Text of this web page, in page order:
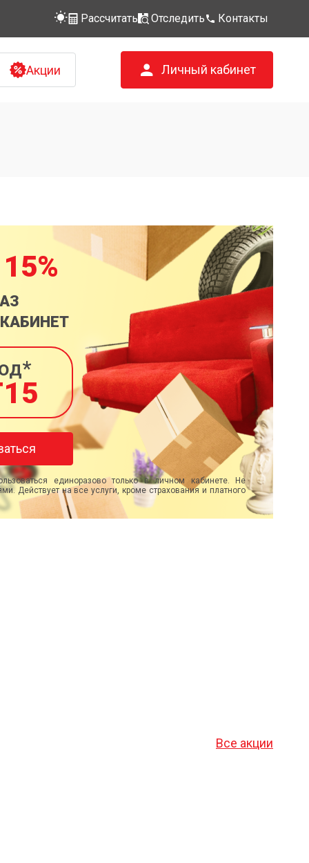
Рассчитать Отследить Контакты
Акции Личный кабинет
единоразово только в личном кабинете. Не
Действует на все услуги, кроме страхования и платного
Все акции